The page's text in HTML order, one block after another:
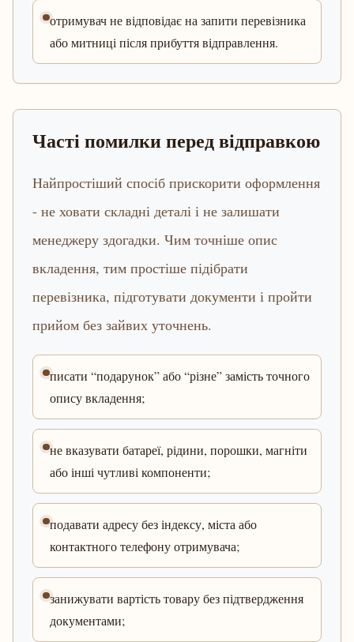
отримувач не відповідає на запити перевізника
або митниці після прибуття відправлення.
Часті помилки перед відправкою
Найпростіший спосіб прискорити оформлення
- не ховати складні деталі і не залишати
менеджеру здогадки. Чим точніше опис
вкладення, тим простіше підібрати
перевізника, підготувати документи і пройти
прийом без зайвих уточнень.
писати “подарунок” або “різне” замість точного
опису вкладення;
не вказувати батареї, рідини, порошки, магніти
або інші чутливі компоненти;
подавати адресу без індексу, міста або
контактного телефону отримувача;
занижувати вартість товару без підтвердження
документами;